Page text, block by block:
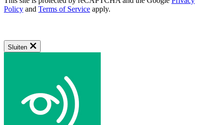
Policy and Terms of Service apply.
Sluiten